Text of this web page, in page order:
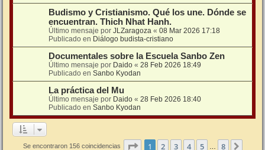
Budismo y Cristianismo. Qué los une. Dónde se
encuentran. Thich Nhat Hanh.
Último mensaje por JLZaragoza « 08 Mar 2026 17:18
Publicado en Diálogo budista-cristiano
Documentales sobre la Escuela Sanbo Zen
Último mensaje por Daido « 28 Feb 2026 18:49
Publicado en Sanbo Kyodan
La práctica del Mu
Último mensaje por Daido « 28 Feb 2026 18:40
Publicado en Sanbo Kyodan
Se encontraron 156 coincidencias Página de
1 2 3 4 5 8